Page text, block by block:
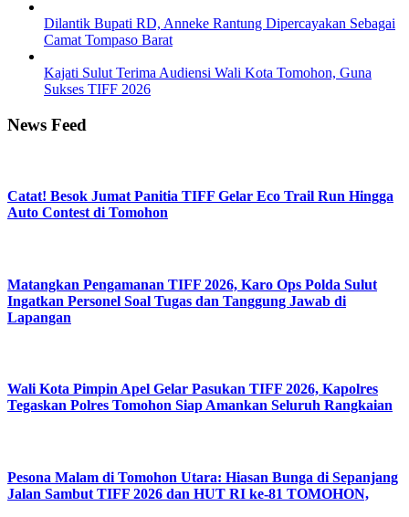
Dilantik Bupati RD, Anneke Rantung Dipercayakan Sebagai
Camat Tompaso Barat
Kajati Sulut Terima Audiensi Wali Kota Tomohon, Guna
Sukses TIFF 2026
News Feed
Catat! Besok Jumat Panitia TIFF Gelar Eco Trail Run Hingga
Auto Contest di Tomohon
Matangkan Pengamanan TIFF 2026, Karo Ops Polda Sulut
Ingatkan Personel Soal Tugas dan Tanggung Jawab di
Lapangan
Wali Kota Pimpin Apel Gelar Pasukan TIFF 2026, Kapolres
Tegaskan Polres Tomohon Siap Amankan Seluruh Rangkaian
Pesona Malam di Tomohon Utara: Hiasan Bunga di Sepanjang
Jalan Sambut TIFF 2026 dan HUT RI ke-81 TOMOHON,